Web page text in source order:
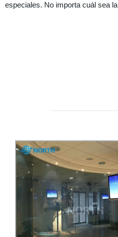
especiales. No importa cuál sea